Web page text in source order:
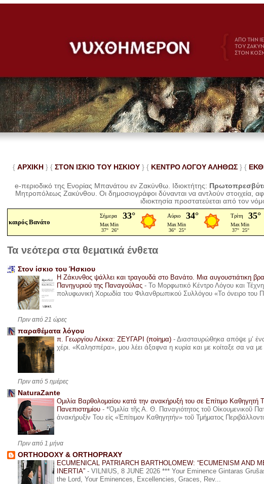
{ ΑΡΧΙΚΗ } { ΣΤΟΝ ΙΣΚΙΟ ΤΟΥ ΗΣΚΙΟΥ } { ΚΕΝΤΡΟ ΛΟΓΟΥ ΑΛΗΘΩΣ } {
e-περιοδικό της Ενορίας Μπανάτου εν Ζακύνθω. Ιδιοκτήτης:
Μητροπόλεως Ζακύνθου.Οι δημοσιογράφοι δύνανται να αντλούν στοιχεία,
ιδιοκτησία προστατεύεται από τον
καιρός Βανάτο
Τα νεότερα στα θεματικά ένθετα
Στον ίσκιο του Ήσκιου
Η Ζάκυνθος ψάλλει και τραγουδά στο Βανάτο. Μια αυγουστιάτικη
Πανηγυριού της Παναγούλας - Το Μορφωτικό Κέντρο Λόγου και
πολυφωνική Χορωδία του Φιλανθρωπικού Συλλόγου «Το όνειρο του
Πριν από 21 ώρες
παραθέματα λόγου
π. Γεωργίου Λέκκα: ΖΕΥΓΑΡΙ (ποίημα) - Διασταυρώθηκα απόψε μ’
χέρι. «Καλησπέρα», μου λέει άξαφνα η κυρία και με κοίταξε σα να
Πριν από 5 ημέρες
NaturaZante
Ομιλία Βαρθολομαίου κατά την ανακήρυξή του σε Επίτιμο Καθηγητή
Πανεπιστημίου - *Ὁμιλία τῆς Α. Θ. Παναγιότητος τοῦ Οἰκουμενικοῦ
ἀνακήρυξίν Του εἰς «Ἐπίτιμον Καθηγητήν» τοῦ Τμήματος
Πριν από 1 μήνα
ORTHODOXY & ORTHOPRAXY
ECUMENICAL PATRIARCH BARTHOLOMEW: “ECUMENISM AND
INERTIA” - VILNIUS, 8 JUNE 2026 *** Your Eminence Gintaras
the Lord, Your Eminences, Excellencies, Graces, Rev...